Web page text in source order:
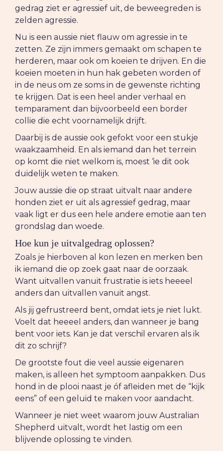
gedrag ziet er agressief uit, de beweegreden is
zelden agressie.
Nu is een aussie niet flauw om agressie in te
zetten. Ze zijn immers gemaakt om schapen te
herderen, maar ook om koeien te drijven. En die
koeien moeten in hun hak gebeten worden of
in de neus om ze soms in de gewenste richting
te krijgen. Dat is een heel ander verhaal en
temparament dan bijvoorbeeld een border
collie die echt voornamelijk drijft.
Daarbij is de aussie ook gefokt voor een stukje
waakzaamheid. En als iemand dan het terrein
op komt die niet welkom is, moest ‘ie dit ook
duidelijk weten te maken.
Jouw aussie die op straat uitvalt naar andere
honden ziet er uit als agressief gedrag, maar
vaak ligt er dus een hele andere emotie aan ten
grondslag dan woede.
Hoe kun je uitvalgedrag oplossen?
Zoals je hierboven al kon lezen en merken ben
ik iemand die op zoek gaat naar de oorzaak.
Want uitvallen vanuit frustratie is iets heeeel
anders dan uitvallen vanuit angst.
Als jij gefrustreerd bent, omdat iets je niet lukt.
Voelt dat heeeel anders, dan wanneer je bang
bent voor iets. Kan je dat verschil ervaren als ik
dit zo schrijf?
De grootste fout die veel aussie eigenaren
maken, is alleen het symptoom aanpakken. Dus
hond in de plooi naast je óf afleiden met de “kijk
eens” of een geluid te maken voor aandacht.
Wanneer je niet weet waarom jouw Australian
Shepherd uitvalt, wordt het lastig om een
blijvende oplossing te vinden.